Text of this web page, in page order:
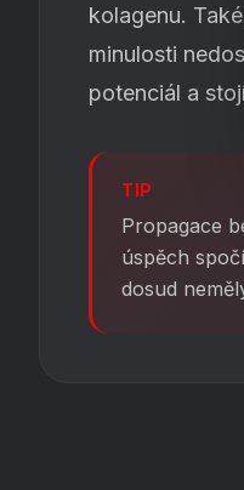
kolagenu.
minulosti
potenciál a
TIP
Propagace
úspěch
dosud